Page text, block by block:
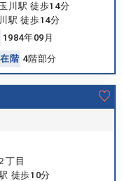
川駅 徒歩14分
駅 徒歩14分
1984年09月
在 階 4階部分
丁目
徒歩10分